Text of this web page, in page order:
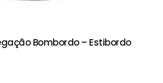
Bombordo – Estibordo